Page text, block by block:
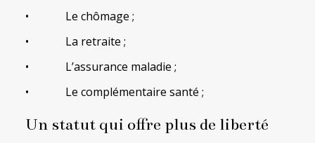
• Le chômage ;
• La retraite ;
• L’assurance maladie ;
• Le complémentaire santé ;
Un statut qui offre plus de liberté